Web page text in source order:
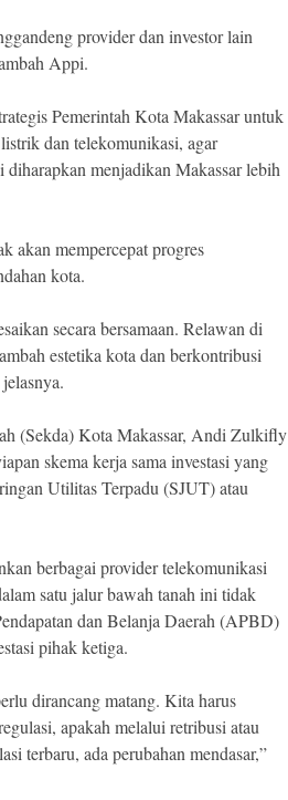
provider dan investor lain
Appi.
Pemerintah Kota Makassar untuk
dan telekomunikasi, agar
menjadikan Makassar lebih
akan mempercepat progres
kota.
secara bersamaan. Relawan di
estetika kota dan berkontribusi
(Sekda) Kota Makassar, Andi Zulkifly
skema kerja sama investasi yang
Utilitas Terpadu (SJUT) atau
berbagai provider telekomunikasi
satu jalur bawah tanah ini tidak
dan Belanja Daerah (APBD)
pihak ketiga.
dirancang matang. Kita harus
apakah melalui retribusi atau
terbaru, ada perubahan mendasar,”